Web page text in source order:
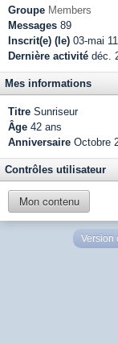
Groupe Members
Messages 89
Inscrit(e) (le) 03-mai 11
Dernière activité déc.
Mes informations
Titre Sunriseur
Âge 42 ans
Anniversaire Octobre
Contrôles utilisateur
Mon contenu
Version